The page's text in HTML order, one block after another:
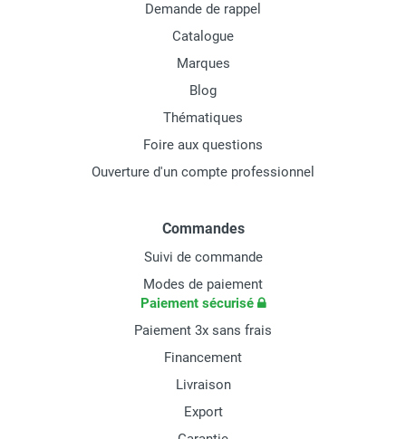
Demande de rappel
Catalogue
Marques
Blog
Thématiques
Foire aux questions
Ouverture d'un compte professionnel
Commandes
Suivi de commande
Modes de paiement
Paiement sécurisé
Paiement 3x sans frais
Financement
Livraison
Export